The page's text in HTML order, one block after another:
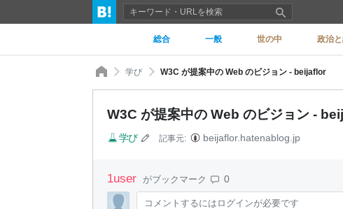
総合 一般 世の中 政治
学び W3C が提案中の Web のビジョン - beijaflor
W3C が提案中の Web のビジョン -
学び 記事元: beijaflor.hatenablog.jp
1user がブックマーク 0
コメントするにはログインが必要です